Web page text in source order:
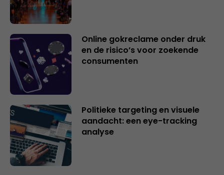
Online gokreclame onder druk
en de risico’s voor zoekende
consumenten
Politieke targeting en visuele
aandacht: een eye-tracking
analyse